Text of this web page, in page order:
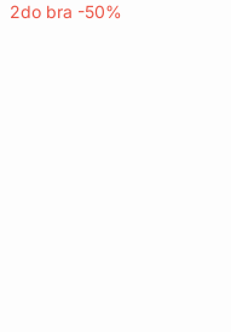
2do bra -50%